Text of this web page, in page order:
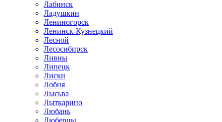
Лабинск
Ладушкин
Лениногорск
Ленинск-Кузнецкий
Лесной
Лесосибирск
Ливны
Липецк
Лиски
Лобня
Лысьва
Лыткарино
Любань
Люберцы